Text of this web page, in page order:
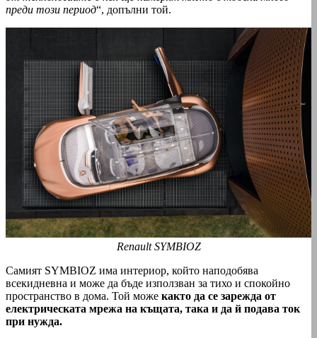
преди този период“, допълни той.
Renault SYMBIOZ
Самият SYMBIOZ има интериор, който наподобява
всекидневна и може да бъде използван за тихо и спокойно
пространство в дома. Той може както да се зарежда от
електрическата мрежа на къщата, така и да й подава ток
при нужда.